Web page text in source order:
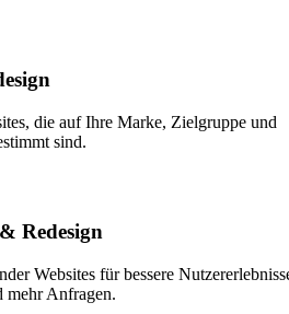
die auf Ihre Marke, Zielgruppe und
sind.
Redesign
Websites für bessere
mehr Anfragen.